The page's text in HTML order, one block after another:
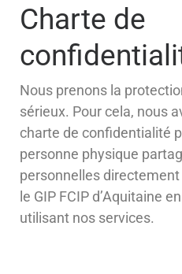
Charte de
Nous prenons la
sérieux. Pour cela, nous
charte de confidentialité
personne physique
personnelles
le GIP FCIP d’Aquitaine
utilisant nos services.